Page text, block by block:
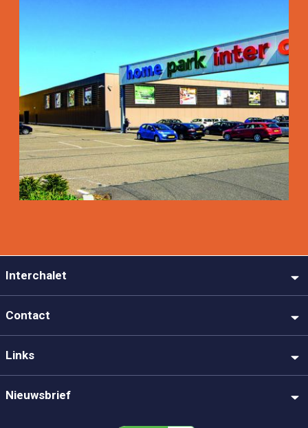
Interchalet
Contact
Links
Nieuwsbrief